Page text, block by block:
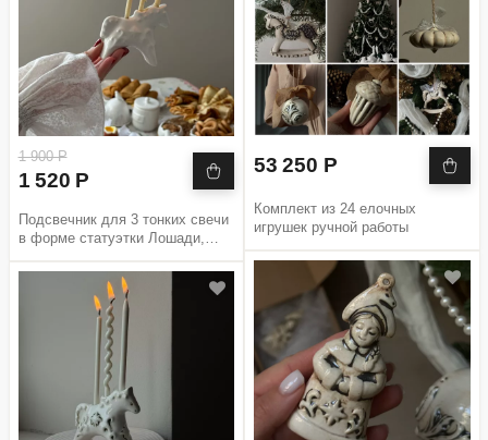
1 900 Р
1 520 Р
Подсвечник для 3 тонких свечи
в форме статуэтки Лошади,
53 250 Р
Комплект из 24 елочных
игрушек ручной работы